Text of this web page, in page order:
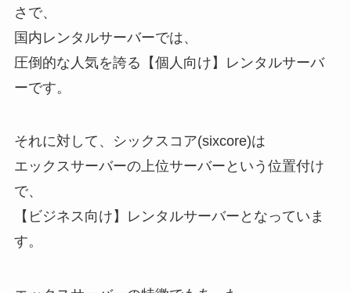
さで、
国内レンタルサーバーでは、
圧倒的な人気を誇る 【個人向け】
レンタルサーバ
ーです。
それに対して、シックスコア(sixcore)は
エックスサーバーの上位サーバーという位置付け
で、
【ビジネス向け】
レンタルサーバーとなっていま
す。